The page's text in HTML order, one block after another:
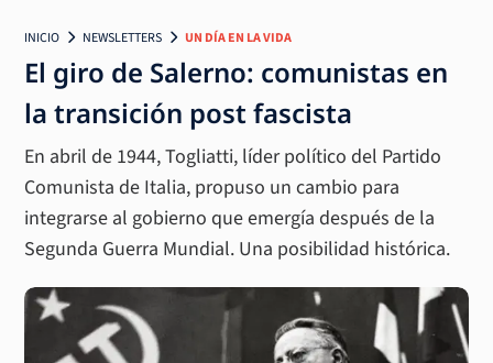
INICIO NEWSLETTERS UN DÍA EN LA VIDA
El giro de Salerno: comunistas en
la transición post fascista
En abril de 1944, Togliatti, líder político del Partido
Comunista de Italia, propuso un cambio para
integrarse al gobierno que emergía después de la
Segunda Guerra Mundial. Una posibilidad histórica.